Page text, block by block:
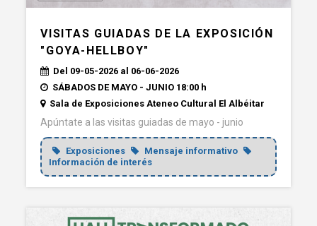
VISITAS GUIADAS DE LA EXPOSICIÓN
"GOYA-HELLBOY"
Del 09-05-2026 al 06-06-2026
SÁBADOS DE MAYO - JUNIO 18:00 h
Sala de Exposiciones Ateneo Cultural El Albéitar
Apúntate a las visitas guiadas de mayo - junio
Exposiciones
Mensaje informativo
Información de interés